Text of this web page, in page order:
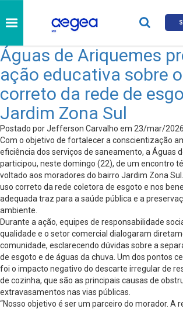
Águas de Ariquemes
ação educativa sobre
correto da rede de
Jardim Zona Sul
Postado por Jefferson Carvalho em 23/mar/
Com o objetivo de fortalecer a conscientização
eficiência dos serviços de saneamento, a Águas
participou, neste domingo (22), de um encontro
voltado aos moradores do bairro Jardim Zona
uso correto da rede coletora de esgoto e nos
adequada traz para a saúde pública e a
ambiente.
Durante a ação, equipes de responsabilidade
qualidade e o setor comercial dialogaram
comunidade, esclarecendo dúvidas sobre a
de esgoto e de águas da chuva. Um dos pontos
foi o impacto negativo do descarte irregular de
de cozinha, que são as principais causas de
extravasamentos nas vias públicas.
“Nosso objetivo é ser um parceiro do morador. A